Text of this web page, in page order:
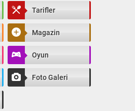
Tarifler
Magazin
Oyun
Foto Galeri